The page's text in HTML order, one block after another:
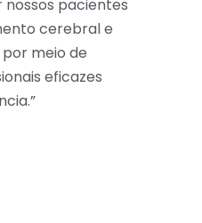
nossos pacientes
cerebral e
meio de
eficazes